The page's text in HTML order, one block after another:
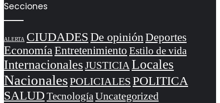
Secciones
ALERTA CIUDADESDe opinión Deportes
Economía Entretenimiento Estilo de vida
InternacionalesJUSTICIA Locales
NacionalesPOLICIALES POLITICA
SALUD Tecnología Uncategorized